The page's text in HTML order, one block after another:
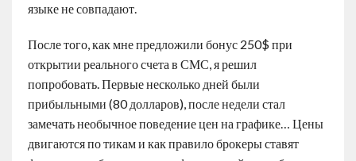
языке не совпадают.
После того, как мне предложили бонус 250$ при
открытии реального счета в СМС, я решил
попробовать. Первые несколько дней были
прибыльными (80 долларов), после недели стал
замечать необычное поведение цен на графике… Цены
двигаются по тикам и как правило брокеры ставят